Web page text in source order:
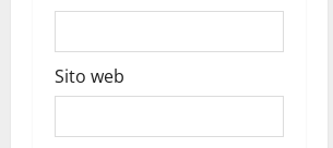
Sito web